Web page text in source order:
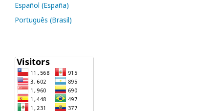
Español (España)
Português (Brasil)